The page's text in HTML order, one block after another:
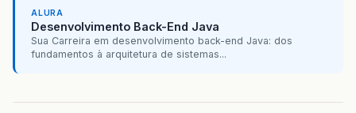
ALURA
Desenvolvimento Back-End Java
Sua Carreira em desenvolvimento back-end Java: dos
fundamentos à arquitetura de sistemas...